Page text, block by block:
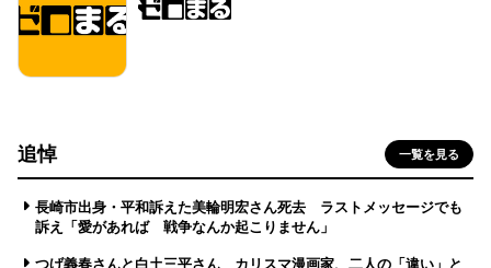
追悼 一覧を見る
長崎市出身・平和訴えた美輪明宏さん死去 ラストメッセージでも
訴え「愛があれば 戦争なんか起こりません」
つげ義春さんと白土三平さん カリスマ漫画家、二人の「違い」と